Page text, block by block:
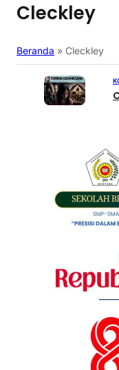
Cleckley
Beranda » Cleckley